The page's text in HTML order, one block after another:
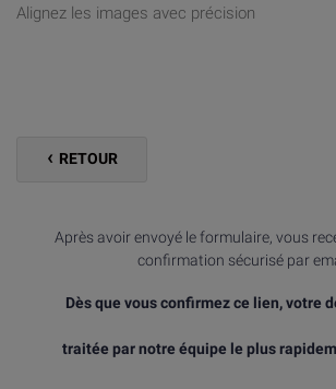
Alignez les images avec précision
RETOUR
Après avoir envoyé le formulaire, vous
confirmation sécurisé par
Dès que vous confirmez ce lien, votre
traitée par notre équipe le plus